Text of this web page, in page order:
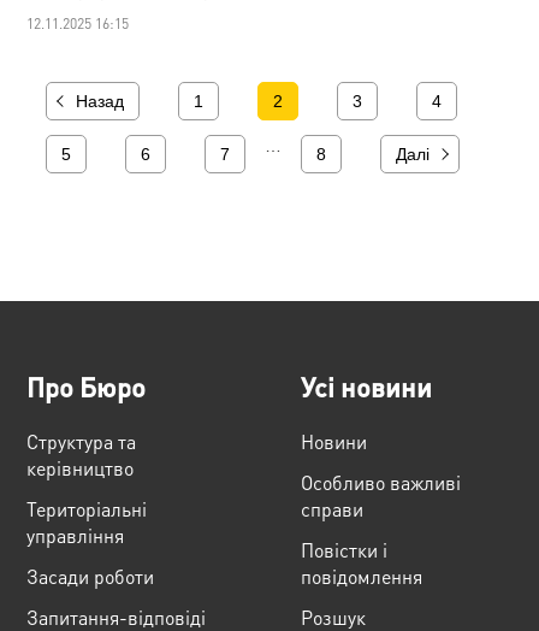
12.11.2025 16:15
Назад 1 2 3 4
5 6 7 8 Далі
Про Бюро
Структура та
керівництво
Територіальні
управління
Засади роботи
Запитання-відповіді
Усі новини
Новини
Особливо важливі
справи
Повістки і
повідомлення
Розшук